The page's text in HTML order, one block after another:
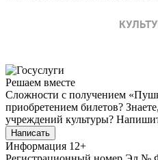
Решаем вместе
Сложности с получением
приобретением билетов?
учреждений культуры?
Написать
Информация 12+